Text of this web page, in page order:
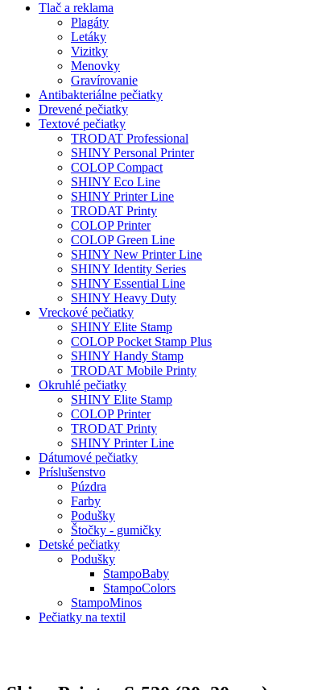
Tlač a reklama
Plagáty
Letáky
Vizitky
Menovky
Gravírovanie
Antibakteriálne pečiatky
Drevené pečiatky
Textové pečiatky
TRODAT Professional
SHINY Personal Printer
COLOP Compact
SHINY Eco Line
SHINY Printer Line
TRODAT Printy
COLOP Printer
COLOP Green Line
SHINY New Printer Line
SHINY Identity Series
SHINY Essential Line
SHINY Heavy Duty
Vreckové pečiatky
SHINY Elite Stamp
COLOP Pocket Stamp Plus
SHINY Handy Stamp
TRODAT Mobile Printy
Okruhlé pečiatky
SHINY Elite Stamp
COLOP Printer
TRODAT Printy
SHINY Printer Line
Dátumové pečiatky
Príslušenstvo
Púzdra
Farby
Podušky
Štočky - gumičky
Detské pečiatky
Podušky
StampoBaby
StampoColors
StampoMinos
Pečiatky na textil